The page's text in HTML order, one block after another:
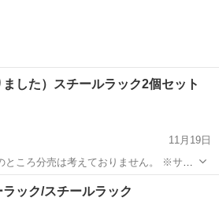
ました）スチールラック2個セット
11月19日
ろ分売は考えておりません。 ※サイ
のメーカーなので棚を付け替えることは
収納家具
ック/スチールラック